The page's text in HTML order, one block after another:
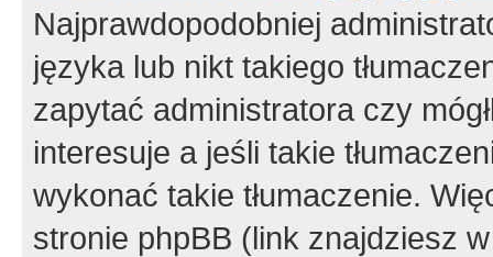
Najprawdopodobniej
języka lub nikt takiego
zapytać administratora czy
interesuje a jeśli takie
wykonać takie tłumaczenie.
stronie phpBB (link znajdziesz